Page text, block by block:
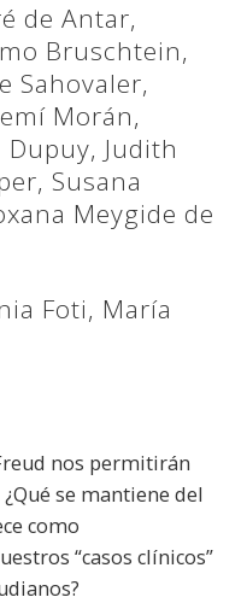
de Antar,
Bruschtein,
Sahovaler,
Morán,
Dupuy, Judith
Susana
Meygide de
Foti, María
nos permitirán
se mantiene del
como
“casos clínicos”